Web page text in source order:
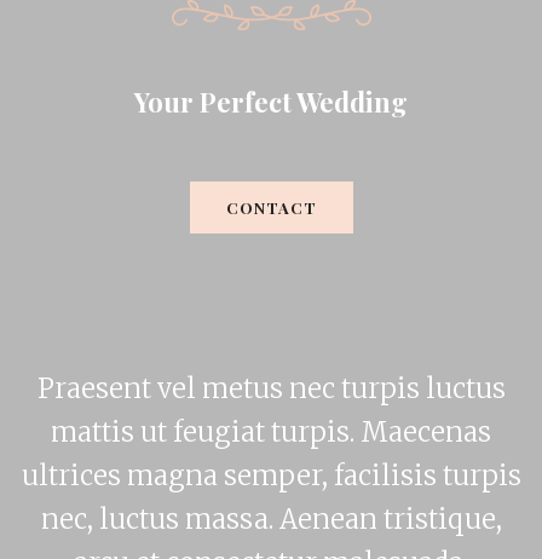
Your Perfect Wedding
CONTACT
Praesent vel metus nec turpis luctus
mattis ut feugiat turpis. Maecenas
ultrices magna semper, facilisis turpis
nec, luctus massa. Aenean tristique,